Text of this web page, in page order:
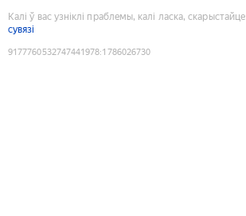
Калі ў вас узніклі праблемы, калі ласка, скарыстайце
сувязі
9177760532747441978:1786026730